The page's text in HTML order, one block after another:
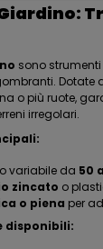
sono
o più ruote,
irregolari.
variabile da 50
zincato o
o piena per
disponibili: